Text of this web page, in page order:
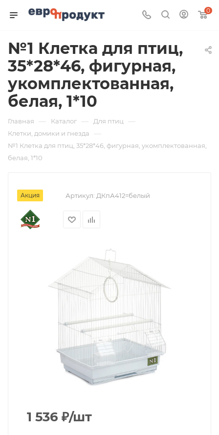
0
№1 Клетка для птиц,
35*28*46, фигурная,
укомплектованная,
белая, 1*10
Главная — Каталог — Для птиц —
Клетки, домики и гнезда —
№1 Клетка для птиц, 35*28*46, фигурная, укомплектованная,
белая, 1*10
Акция Артикул: ДКпА412=белый
1 536 ₽/шт